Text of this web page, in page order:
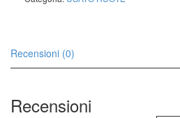
quantità
Recensioni (0)
Recensioni